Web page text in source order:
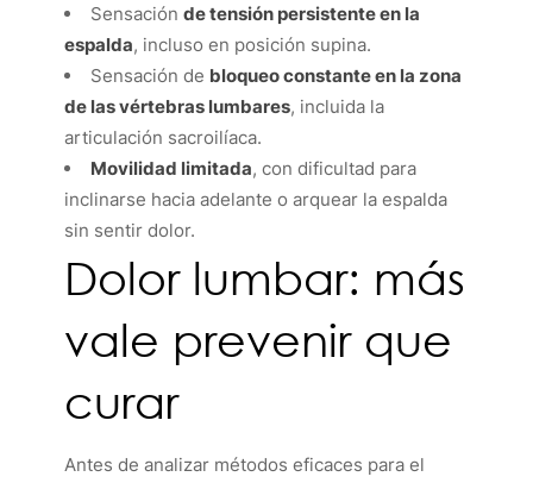
Sensación de tensión persistente en la
espalda, incluso en posición supina.
Sensación de bloqueo constante en la zona
de las vértebras lumbares, incluida la
articulación sacroilíaca.
Movilidad limitada, con dificultad para
inclinarse hacia adelante o arquear la espalda
sin sentir dolor.
Dolor lumbar: más
vale prevenir que
curar
Antes de analizar métodos eficaces para el